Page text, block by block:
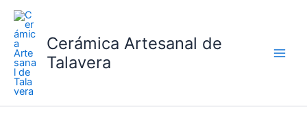
contenido Cerámica Artesanal de
Talavera